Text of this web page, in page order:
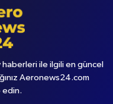
haberleri ile ilgili en güncel
Aeronews24.com
edin.